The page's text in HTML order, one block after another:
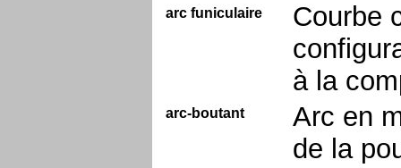
arc funiculaire
Courbe
à la
arc-boutant
Arc en
de la